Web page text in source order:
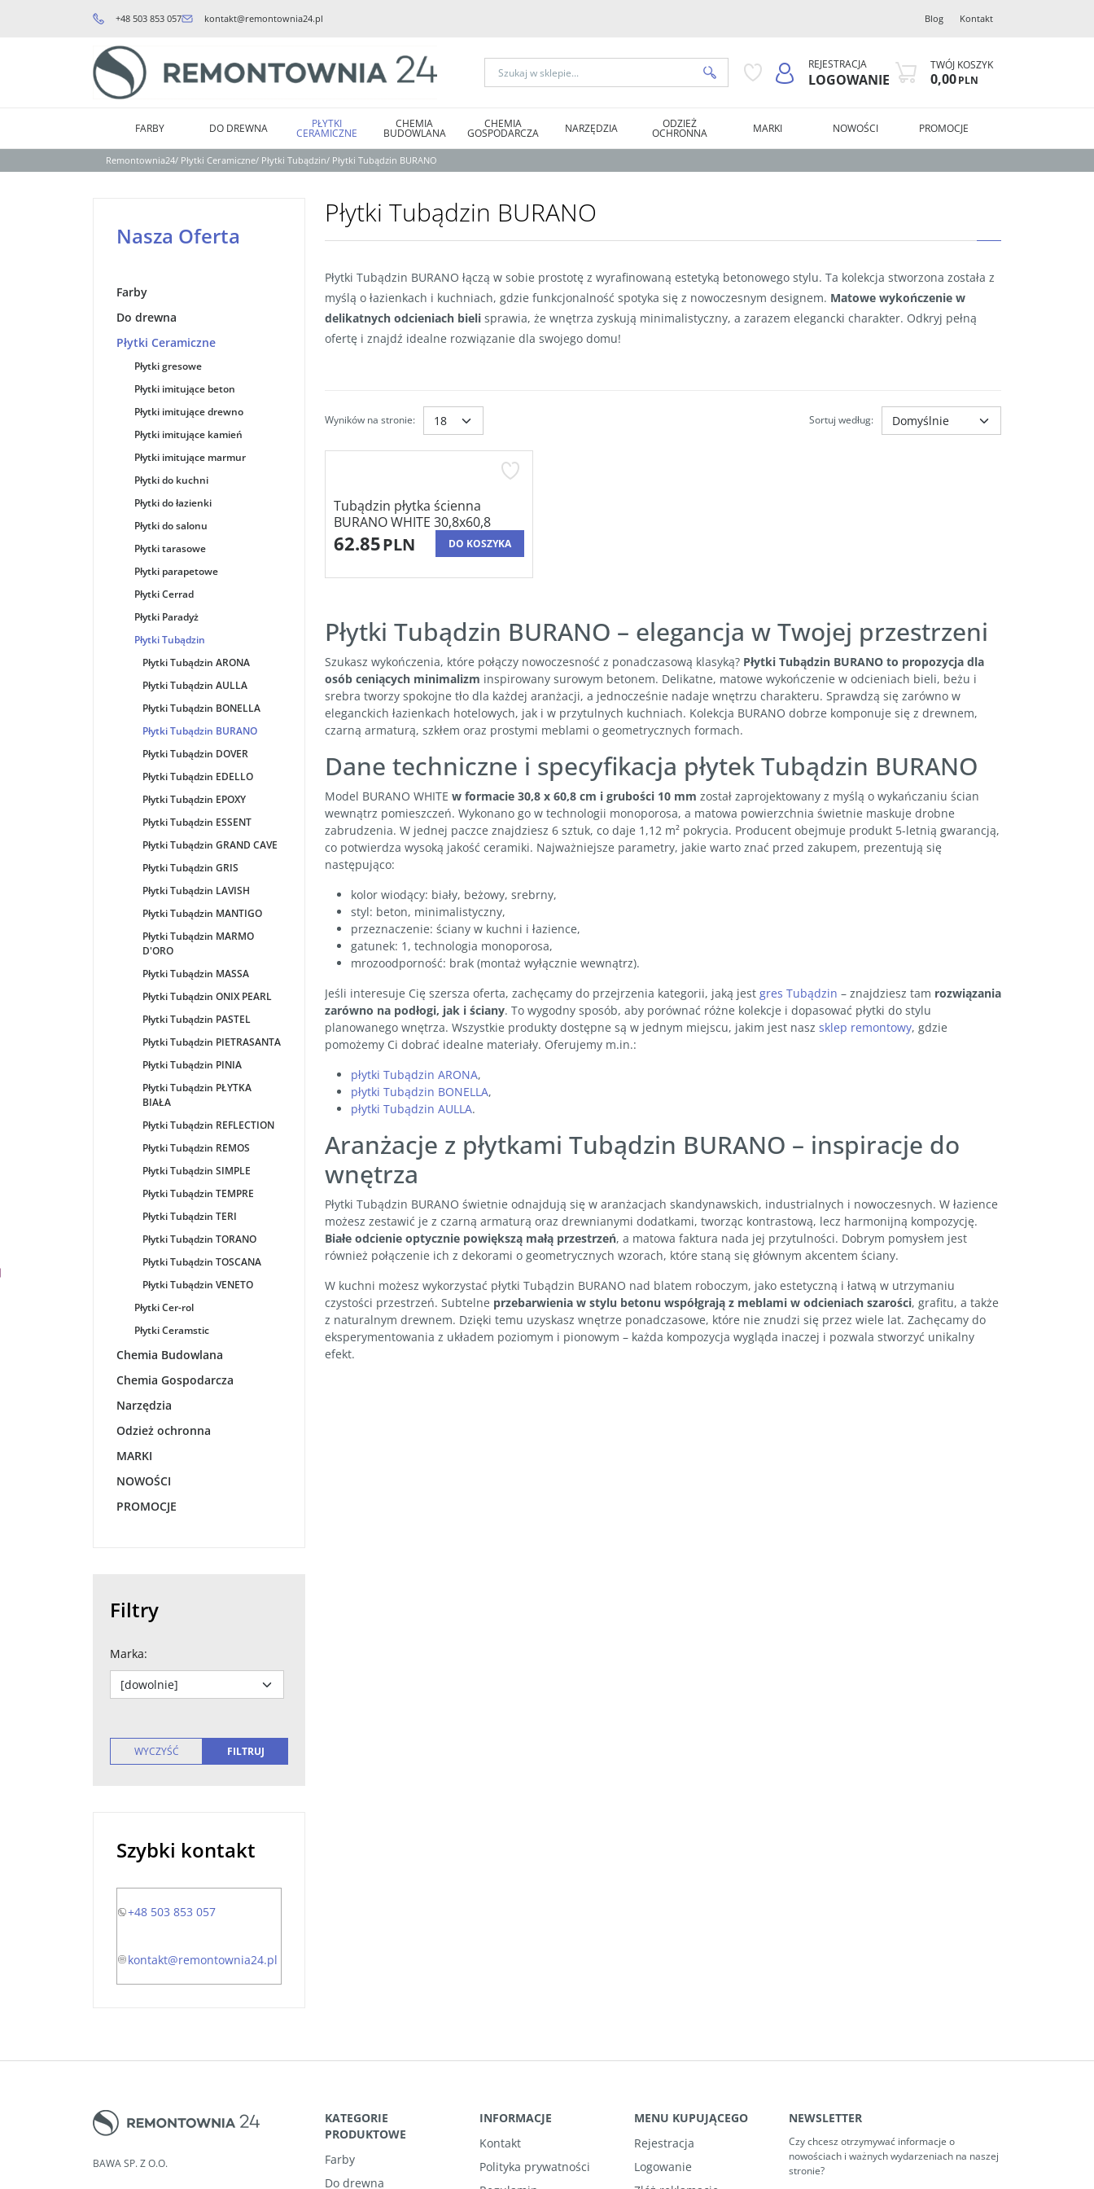
+48 503 853 057 kontakt@remontownia24.pl Blog Kontakt
REJESTRACJA
LOGOWANIE
TWÓJ KOSZYK
0,00PLN
FARBY DO DREWNA PŁYTKI
CERAMICZNE
CHEMIA
BUDOWLANA
CHEMIA
GOSPODARCZA NARZĘDZIA ODZIEŻ
OCHRONNA MARKI NOWOŚCI PROMOCJE
Remontownia24/ Płytki Ceramiczne/ Płytki Tubądzin/ Płytki Tubądzin BURANO
Płytki Tubądzin BURANO
Płytki Tubądzin BURANO łączą w sobie prostotę z wyrafinowaną estetyką betonowego stylu. Ta kolekcja stworzona została z
myślą o łazienkach i kuchniach, gdzie funkcjonalność spotyka się z nowoczesnym designem. Matowe wykończenie w
delikatnych odcieniach bieli sprawia, że wnętrza zyskują minimalistyczny, a zarazem elegancki charakter. Odkryj pełną
ofertę i znajdź idealne rozwiązanie dla swojego domu!
Wyników na stronie: Sortuj według:
Tubądzin płytka ścienna
BURANO WHITE 30,8x60,8
62.85PLN DO KOSZYKA
Płytki Tubądzin BURANO – elegancja w Twojej przestrzeni
Szukasz wykończenia, które połączy nowoczesność z ponadczasową klasyką? Płytki Tubądzin BURANO to propozycja dla
osób ceniących minimalizm inspirowany surowym betonem. Delikatne, matowe wykończenie w odcieniach bieli, beżu i
srebra tworzy spokojne tło dla każdej aranżacji, a jednocześnie nadaje wnętrzu charakteru. Sprawdzą się zarówno w
eleganckich łazienkach hotelowych, jak i w przytulnych kuchniach. Kolekcja BURANO dobrze komponuje się z drewnem,
czarną armaturą, szkłem oraz prostymi meblami o geometrycznych formach.
Dane techniczne i specyfikacja płytek Tubądzin BURANO
Model BURANO WHITE w formacie 30,8 x 60,8 cm i grubości 10 mm został zaprojektowany z myślą o wykańczaniu ścian
wewnątrz pomieszczeń. Wykonano go w technologii monoporosa, a matowa powierzchnia świetnie maskuje drobne
zabrudzenia. W jednej paczce znajdziesz 6 sztuk, co daje 1,12 m² pokrycia. Producent obejmuje produkt 5-letnią gwarancją,
co potwierdza wysoką jakość ceramiki. Najważniejsze parametry, jakie warto znać przed zakupem, prezentują się
następująco:
kolor wiodący: biały, beżowy, srebrny,
styl: beton, minimalistyczny,
przeznaczenie: ściany w kuchni i łazience,
gatunek: 1, technologia monoporosa,
mrozoodporność: brak (montaż wyłącznie wewnątrz).
Jeśli interesuje Cię szersza oferta, zachęcamy do przejrzenia kategorii, jaką jest gres Tubądzin – znajdziesz tam rozwiązania
zarówno na podłogi, jak i ściany. To wygodny sposób, aby porównać różne kolekcje i dopasować płytki do stylu
planowanego wnętrza. Wszystkie produkty dostępne są w jednym miejscu, jakim jest nasz sklep remontowy, gdzie
pomożemy Ci dobrać idealne materiały. Oferujemy m.in.:
płytki Tubądzin ARONA,
płytki Tubądzin BONELLA,
płytki Tubądzin AULLA.
Aranżacje z płytkami Tubądzin BURANO – inspiracje do
wnętrza
Płytki Tubądzin BURANO świetnie odnajdują się w aranżacjach skandynawskich, industrialnych i nowoczesnych. W łazience
możesz zestawić je z czarną armaturą oraz drewnianymi dodatkami, tworząc kontrastową, lecz harmonijną kompozycję.
Białe odcienie optycznie powiększą małą przestrzeń, a matowa faktura nada jej przytulności. Dobrym pomysłem jest
również połączenie ich z dekorami o geometrycznych wzorach, które staną się głównym akcentem ściany.
W kuchni możesz wykorzystać płytki Tubądzin BURANO nad blatem roboczym, jako estetyczną i łatwą w utrzymaniu
czystości przestrzeń. Subtelne przebarwienia w stylu betonu współgrają z meblami w odcieniach szarości, grafitu, a także
z naturalnym drewnem. Dzięki temu uzyskasz wnętrze ponadczasowe, które nie znudzi się przez wiele lat. Zachęcamy do
eksperymentowania z układem poziomym i pionowym – każda kompozycja wygląda inaczej i pozwala stworzyć unikalny
efekt.
Nasza Oferta
Farby
Do drewna
Płytki Ceramiczne
Płytki gresowe
Płytki imitujące beton
Płytki imitujące drewno
Płytki imitujące kamień
Płytki imitujące marmur
Płytki do kuchni
Płytki do łazienki
Płytki do salonu
Płytki tarasowe
Płytki parapetowe
Płytki Cerrad
Płytki Paradyż
Płytki Tubądzin
Płytki Tubądzin ARONA
Płytki Tubądzin AULLA
Płytki Tubądzin BONELLA
Płytki Tubądzin BURANO
Płytki Tubądzin DOVER
Płytki Tubądzin EDELLO
Płytki Tubądzin EPOXY
Płytki Tubądzin ESSENT
Płytki Tubądzin GRAND CAVE
Płytki Tubądzin GRIS
Płytki Tubądzin LAVISH
Płytki Tubądzin MANTIGO
Płytki Tubądzin MARMO
D'ORO
Płytki Tubądzin MASSA
Płytki Tubądzin ONIX PEARL
Płytki Tubądzin PASTEL
Płytki Tubądzin PIETRASANTA
Płytki Tubądzin PINIA
Płytki Tubądzin PŁYTKA
BIAŁA
Płytki Tubądzin REFLECTION
Płytki Tubądzin REMOS
Płytki Tubądzin SIMPLE
Płytki Tubądzin TEMPRE
Płytki Tubądzin TERI
Płytki Tubądzin TORANO
Płytki Tubądzin TOSCANA
Płytki Tubądzin VENETO
Płytki Cer-rol
Płytki Ceramstic
Chemia Budowlana
Chemia Gospodarcza
Narzędzia
Odzież ochronna
MARKI
NOWOŚCI
PROMOCJE
Filtry
Marka:
Szybki kontakt
+48 503 853 057
kontakt@remontownia24.pl
BAWA SP. Z O.O.
KATEGORIE
PRODUKTOWE
Farby
Do drewna
INFORMACJE
Kontakt
Polityka prywatności
MENU KUPUJĄCEGO
Rejestracja
Logowanie
NEWSLETTER
Czy chcesz otrzymywać informacje o
nowościach i ważnych wydarzeniach na naszej
stronie?